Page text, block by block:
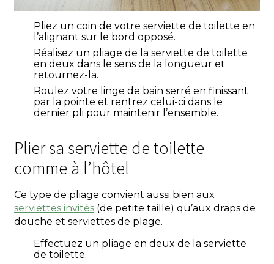
Pliez un coin de votre serviette de toilette en
l’alignant sur le bord opposé.
Réalisez un pliage de la serviette de toilette
en deux dans le sens de la longueur et
retournez-la.
Roulez votre linge de bain serré en finissant
par la pointe et rentrez celui-ci dans le
dernier pli pour maintenir l’ensemble.
Plier sa serviette de toilette
comme à l’hôtel
Ce type de pliage convient aussi bien aux
serviettes invités (de petite taille) qu’aux draps de
douche et serviettes de plage.
Effectuez un pliage en deux de la serviette
de toilette.